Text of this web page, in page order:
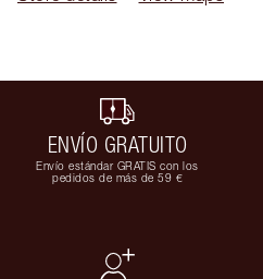
ENVÍO GRATUITO
Envío estándar GRATIS con los
pedidos de más de 59 €